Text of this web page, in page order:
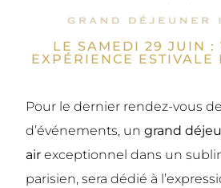
LE SAMEDI 29 JUIN :
EXPÉRIENCE
Pour le dernier rendez-vous
d’événements, ungrand
air exceptionnel dans un
parisien, sera dédié à